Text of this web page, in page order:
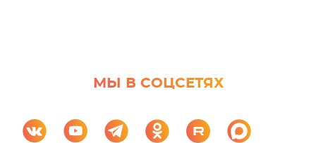
МЫ В СОЦСЕТЯХ